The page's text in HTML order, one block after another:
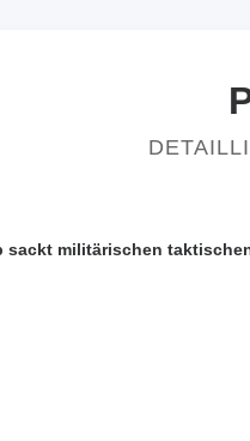
militärischen